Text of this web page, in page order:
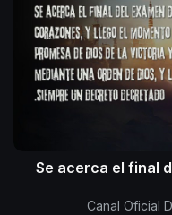
Se acerca el final
Canal Oficial